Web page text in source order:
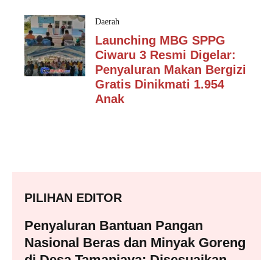
Daerah
Launching MBG SPPG
Ciwaru 3 Resmi Digelar:
Penyaluran Makan Bergizi
Gratis Dinikmati 1.954
Anak
PILIHAN EDITOR
Penyaluran Bantuan Pangan
Nasional Beras dan Minyak Goreng